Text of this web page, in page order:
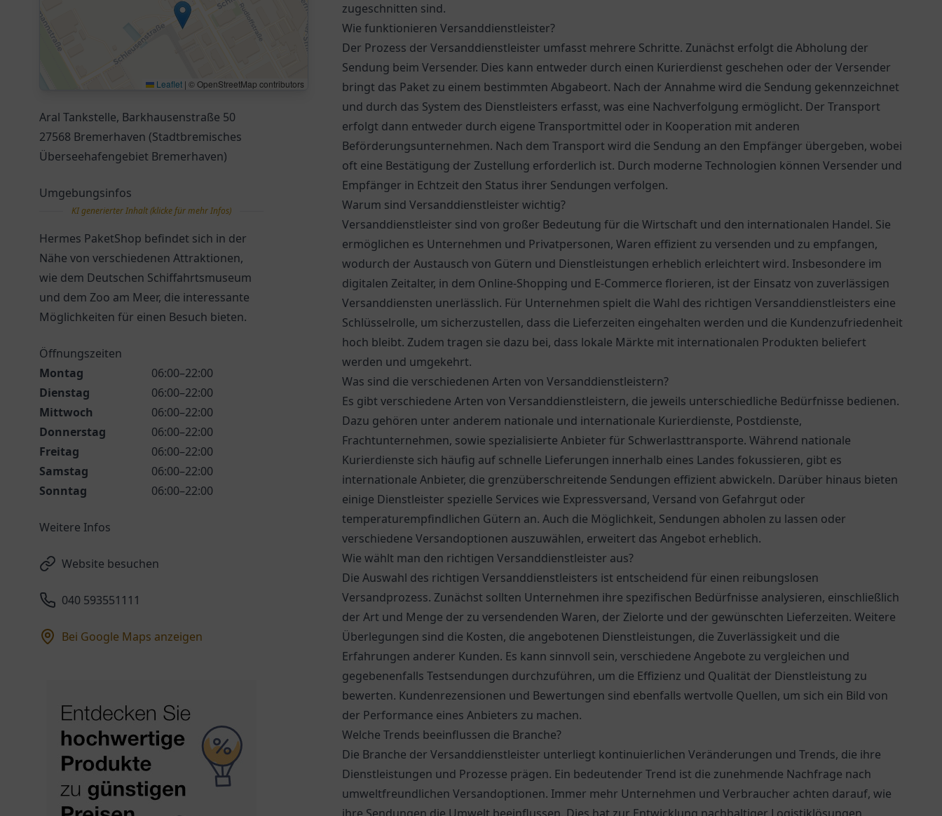
Leaflet | © OpenStreetMap contributors
Aral Tankstelle, Barkhausenstraße 50
27568 Bremerhaven (Stadtbremisches
Überseehafengebiet Bremerhaven)
Umgebungsinfos
KI generierter Inhalt (klicke für mehr Infos)
Hermes PaketShop befindet sich in der
Nähe von verschiedenen Attraktionen,
wie dem Deutschen Schiffahrtsmuseum
und dem Zoo am Meer, die interessante
Möglichkeiten für einen Besuch bieten.
Öffnungszeiten
Montag
06:00–22:00
Dienstag
06:00–22:00
Mittwoch
06:00–22:00
Donnerstag
06:00–22:00
Freitag
06:00–22:00
Samstag
06:00–22:00
Sonntag
06:00–22:00
Weitere Infos
Website besuchen
040 593551111
Bei Google Maps anzeigen
zugeschnitten sind.
Wie funktionieren Versanddienstleister?
Der Prozess der Versanddienstleister umfasst mehrere Schritte. Zunächst erfolgt die Abholung der
Sendung beim Versender. Dies kann entweder durch einen Kurierdienst geschehen oder der Versender
bringt das Paket zu einem bestimmten Abgabeort. Nach der Annahme wird die Sendung gekennzeichnet
und durch das System des Dienstleisters erfasst, was eine Nachverfolgung ermöglicht. Der Transport
erfolgt dann entweder durch eigene Transportmittel oder in Kooperation mit anderen
Beförderungsunternehmen. Nach dem Transport wird die Sendung an den Empfänger übergeben, wobei
oft eine Bestätigung der Zustellung erforderlich ist. Durch moderne Technologien können Versender und
Empfänger in Echtzeit den Status ihrer Sendungen verfolgen.
Warum sind Versanddienstleister wichtig?
Versanddienstleister sind von großer Bedeutung für die Wirtschaft und den internationalen Handel. Sie
ermöglichen es Unternehmen und Privatpersonen, Waren effizient zu versenden und zu empfangen,
wodurch der Austausch von Gütern und Dienstleistungen erheblich erleichtert wird. Insbesondere im
digitalen Zeitalter, in dem Online-Shopping und E-Commerce florieren, ist der Einsatz von zuverlässigen
Versanddiensten unerlässlich. Für Unternehmen spielt die Wahl des richtigen Versanddienstleisters eine
Schlüsselrolle, um sicherzustellen, dass die Lieferzeiten eingehalten werden und die Kundenzufriedenheit
hoch bleibt. Zudem tragen sie dazu bei, dass lokale Märkte mit internationalen Produkten beliefert
werden und umgekehrt.
Was sind die verschiedenen Arten von Versanddienstleistern?
Es gibt verschiedene Arten von Versanddienstleistern, die jeweils unterschiedliche Bedürfnisse bedienen.
Dazu gehören unter anderem nationale und internationale Kurierdienste, Postdienste,
Frachtunternehmen, sowie spezialisierte Anbieter für Schwerlasttransporte. Während nationale
Kurierdienste sich häufig auf schnelle Lieferungen innerhalb eines Landes fokussieren, gibt es
internationale Anbieter, die grenzüberschreitende Sendungen effizient abwickeln. Darüber hinaus bieten
einige Dienstleister spezielle Services wie Expressversand, Versand von Gefahrgut oder
temperaturempfindlichen Gütern an. Auch die Möglichkeit, Sendungen abholen zu lassen oder
verschiedene Versandoptionen auszuwählen, erweitert das Angebot erheblich.
Wie wählt man den richtigen Versanddienstleister aus?
Die Auswahl des richtigen Versanddienstleisters ist entscheidend für einen reibungslosen
Versandprozess. Zunächst sollten Unternehmen ihre spezifischen Bedürfnisse analysieren, einschließlich
der Art und Menge der zu versendenden Waren, der Zielorte und der gewünschten Lieferzeiten. Weitere
Überlegungen sind die Kosten, die angebotenen Dienstleistungen, die Zuverlässigkeit und die
Erfahrungen anderer Kunden. Es kann sinnvoll sein, verschiedene Angebote zu vergleichen und
gegebenenfalls Testsendungen durchzuführen, um die Effizienz und Qualität der Dienstleistung zu
bewerten. Kundenrezensionen und Bewertungen sind ebenfalls wertvolle Quellen, um sich ein Bild von
der Performance eines Anbieters zu machen.
Welche Trends beeinflussen die Branche?
Die Branche der Versanddienstleister unterliegt kontinuierlichen Veränderungen und Trends, die ihre
Dienstleistungen und Prozesse prägen. Ein bedeutender Trend ist die zunehmende Nachfrage nach
umweltfreundlichen Versandoptionen. Immer mehr Unternehmen und Verbraucher achten darauf, wie